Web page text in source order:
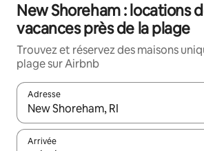
New Shoreham : locations
vacances près de la plage
Trouvez et réservez des maisons
plage sur Airbnb
Adresse
Lorsque les résultats s'affichent,
Arrivée